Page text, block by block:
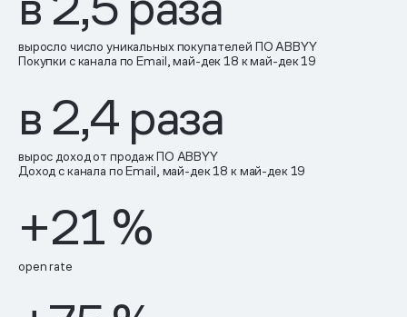
выросло число уникальных покупателей ПО ABBYY
Покупки с канала по Email, май-дек 18 к май-дек 19
в2,4 раза
вырос доход от продаж ПО ABBYY
Доход с канала по Email, май-дек 18 к май-дек 19
+21%
open rate